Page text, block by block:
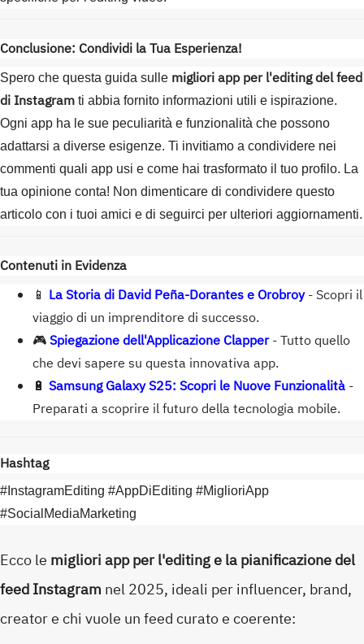
Conclusione: Condividi la Tua Esperienza!
Spero che questa guida sulle migliori app per l'editing del feed
di Instagram ti abbia fornito informazioni utili e ispirazione.
Ogni app ha le sue peculiarità e funzionalità che possono
adattarsi a diverse esigenze. Ti invitiamo a condividere nei
commenti quali app usi e come hai trasformato il tuo profilo. La
tua opinione conta! Non dimenticare di condividere questo
articolo con i tuoi amici e di seguirci per ulteriori aggiornamenti.
Contenuti in Evidenza
📱 La Storia di David Peña-Dorantes e Orobroy- Scopri il
viaggio di un imprenditore di successo.
🎮Spiegazione dell'Applicazione Clapper- Tutto quello
che devi sapere su questa innovativa app.
🔋 Samsung Galaxy S25: Scopri le Nuove Funzionalità -
Preparati a scoprire il futuro della tecnologia mobile.
Hashtag
#InstagramEditing #AppDiEditing #MiglioriApp
#SocialMediaMarketing
Ecco le migliori app per l'editing e la pianificazione del
feed Instagram nel 2025, ideali per influencer, brand,
creator e chi vuole un feed curato e coerente: